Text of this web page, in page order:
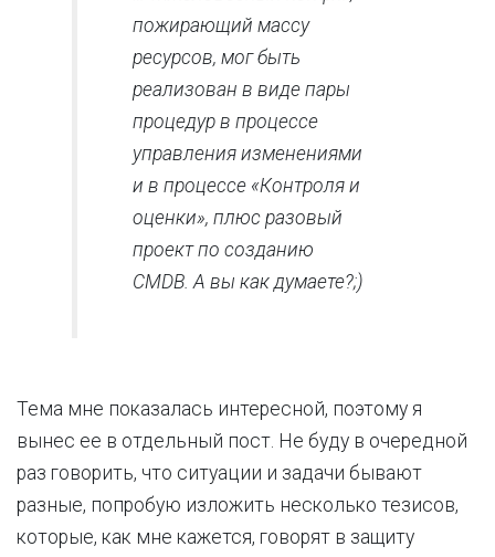
пожирающий массу
ресурсов, мог быть
реализован в виде пары
процедур в процессе
управления изменениями
и в процессе «Контроля и
оценки», плюс разовый
проект по созданию
CMDB. А вы как думаете?;)
Тема мне показалась интересной, поэтому я
вынес ее в отдельный пост. Не буду в очередной
раз говорить, что ситуации и задачи бывают
разные, попробую изложить несколько тезисов,
которые, как мне кажется, говорят в защиту